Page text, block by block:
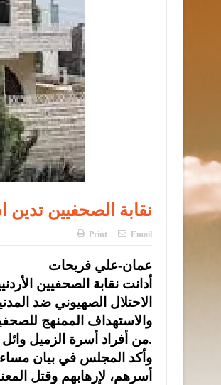
نقابة الصحفيين
Print Email
عمان-علي فريحات
أدانت نقابة الصحفيين
الاحتلال الصهيوني ضد
والاستهداف الممنهج
من أفراد أسرة الزميل وائل الدحدوح مدير مكتب الجزيرة في غزة.
وأكد المجلس في بيان مساء
أسرهم، لإرهابهم وقتل